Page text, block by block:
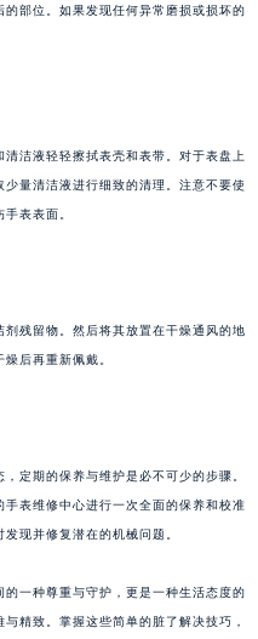
部位。如果发现任何异常磨损或损坏的
洁液轻轻擦拭表壳和表带。对于表盘上
量清洁液进行细致的清理。注意不要使
表表面。
残留物。然后将其放置在干燥通风的地
后再重新佩戴。
定期的保养与维护是必不可少的步骤。
表维修中心进行一次全面的保养和校准
现并修复潜在的机械问题。
一种尊重与守护，更是一种生活态度的
精致。掌握这些简单的脏了解决技巧，